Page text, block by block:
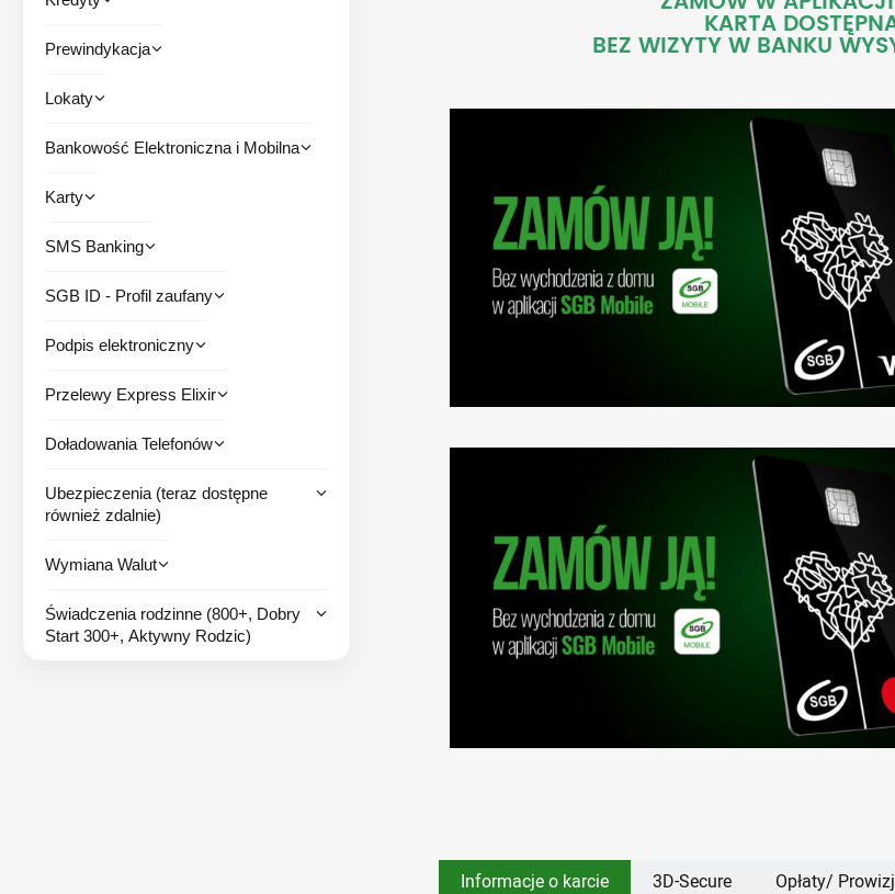
Prewindykacja
Lokaty
Bankowość Elektroniczna i Mobilna
Karty
SMS Banking
SGB ID - Profil zaufany
Podpis elektroniczny
Przelewy Express Elixir
Doładowania Telefonów
Ubezpieczenia (teraz dostępne
również zdalnie)
Wymiana Walut
Świadczenia rodzinne (800+, Dobry
Start 300+, Aktywny Rodzic)
KARTA
BEZ WIZYTY W BANKU
Informacje o karcie 3D-Secure Opłaty/